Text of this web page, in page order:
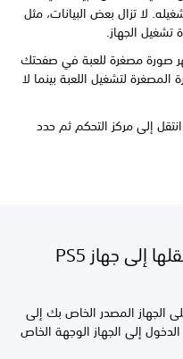
لا تزال بعض البيانات، مثل
تشغيل الجهاز.
صورة مصغرة للعبة في صفحتك
لتشغيل اللعبة بينما لا
إلى مركز التحكم ثم حدد
ما هي البيانات التي يمكنني نقلها إلى جهاز PS5
الجهاز المصدر الخاص بك إلى
إلى الجهاز الوجهة الخاص